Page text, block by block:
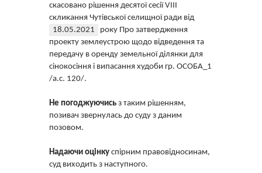
скасовано рішення десятої сесії VIII
скликання Чутівської селищної ради від
18.05.2021
року Про затвердження
проекту землеустрою щодо відведення та
передачу в оренду земельної ділянки для
сінокосіння і випасання худоби гр. ОСОБА_1
/а.с. 120/.
Не погоджуючись з таким рішенням,
позивач звернулась до суду з даним
позовом.
Надаючи оцінку спірним правовідносинам,
суд виходить з наступного.